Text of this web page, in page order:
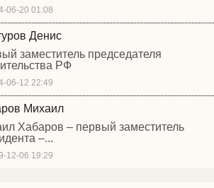
06-20 01:08
Денис
заместитель председателя
РФ
06-12 22:49
Михаил
Хабаров – первый заместитель
–...
12-06 19:29